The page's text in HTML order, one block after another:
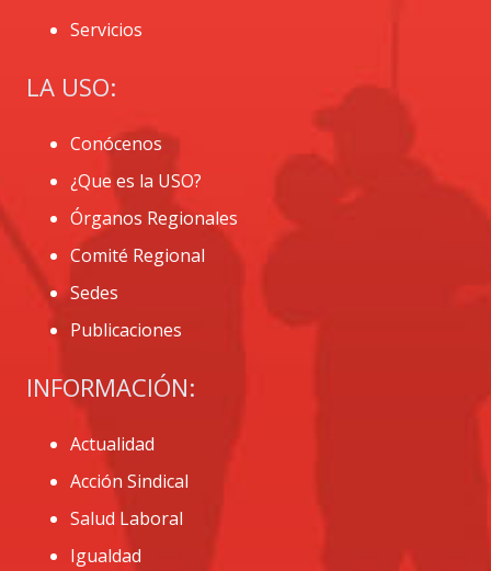
Servicios
LA USO:
Conócenos
¿Que es la USO?
Órganos Regionales
Comité Regional
Sedes
Publicaciones
INFORMACIÓN:
Actualidad
Acción Sindical
Salud Laboral
Igualdad